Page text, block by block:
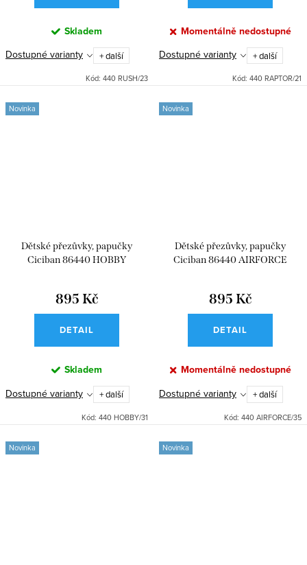
Skladem
Dostupné varianty + další
Kód: 440 RUSH/23
Momentálně nedostupné
Dostupné varianty + další
Kód: 440 RAPTOR/21
Novinka
Dětské přezůvky, papučky
Ciciban 86440 HOBBY
895 Kč
DETAIL
Skladem
Dostupné varianty + další
Kód: 440 HOBBY/31
Novinka
Dětské přezůvky, papučky
Ciciban 86440 AIRFORCE
895 Kč
DETAIL
Momentálně nedostupné
Dostupné varianty + další
Kód: 440 AIRFORCE/35
Novinka Novinka